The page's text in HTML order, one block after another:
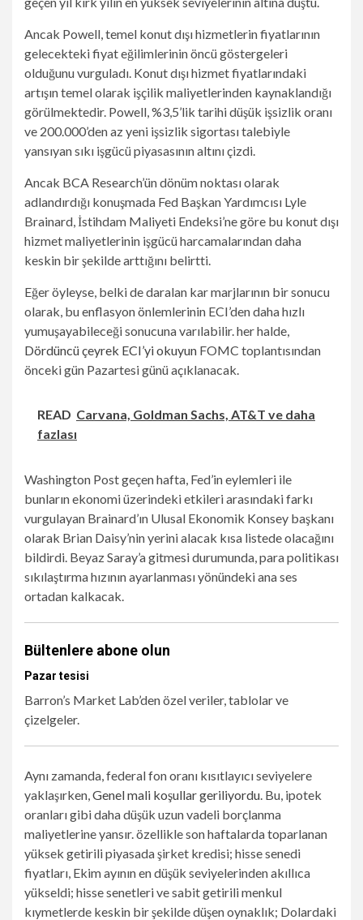
Ancak Powell, temel konut dışı hizmetlerin fiyatlarının
gelecekteki fiyat eğilimlerinin öncü göstergeleri
olduğunu vurguladı. Konut dışı hizmet fiyatlarındaki
artışın temel olarak işçilik maliyetlerinden kaynaklandığı
görülmektedir. Powell, %3,5’lik tarihi düşük işsizlik oranı
ve 200.000’den az yeni işsizlik sigortası talebiyle
yansıyan sıkı işgücü piyasasının altını çizdi.
Ancak BCA Research’ün dönüm noktası olarak
adlandırdığı konuşmada Fed Başkan Yardımcısı Lyle
Brainard, İstihdam Maliyeti Endeksi’ne göre bu konut dışı
hizmet maliyetlerinin işgücü harcamalarından daha
keskin bir şekilde arttığını belirtti.
Eğer öyleyse, belki de daralan kar marjlarının bir sonucu
olarak, bu enflasyon önlemlerinin ECI’den daha hızlı
yumuşayabileceği sonucuna varılabilir. her halde,
Dördüncü çeyrek ECI’yi okuyun FOMC toplantısından
önceki gün Pazartesi günü açıklanacak.
READ Carvana, Goldman Sachs, AT&T ve daha
fazlası
Washington Post geçen hafta, Fed’in eylemleri ile
bunların ekonomi üzerindeki etkileri arasındaki farkı
vurgulayan Brainard’ın Ulusal Ekonomik Konsey başkanı
olarak Brian Daisy’nin yerini alacak kısa listede olacağını
bildirdi. Beyaz Saray’a gitmesi durumunda, para politikası
sıkılaştırma hızının ayarlanması yönündeki ana ses
ortadan kalkacak.
Bültenlere abone olun
Pazar tesisi
Barron’s Market Lab’den özel veriler, tablolar ve
çizelgeler.
Aynı zamanda, federal fon oranı kısıtlayıcı seviyelere
yaklaşırken,Genel mali koşullar geriliyordu. Bu, ipotek
oranları gibi daha düşük uzun vadeli borçlanma
maliyetlerine yansır. özellikle son haftalarda toparlanan
yüksek getirili piyasada şirket kredisi; hisse senedi
fiyatları, Ekim ayının en düşük seviyelerinden akıllıca
yükseldi; hisse senetleri ve sabit getirili menkul
kıymetlerde keskin bir şekilde düşen oynaklık; Dolardaki